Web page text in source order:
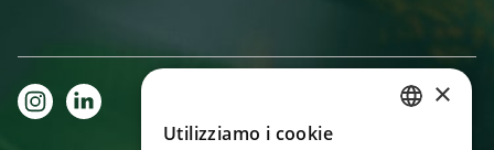
×
Utilizziamo i cookie